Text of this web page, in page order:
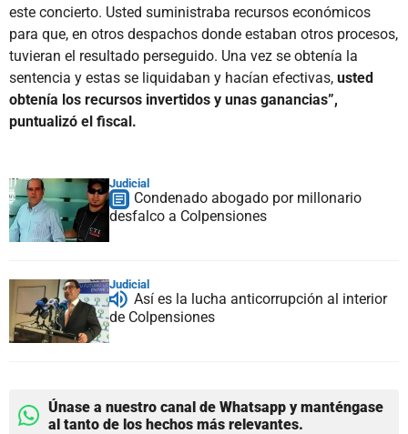
este concierto. Usted suministraba recursos económicos
para que, en otros despachos donde estaban otros procesos,
tuvieran el resultado perseguido. Una vez se obtenía la
sentencia y estas se liquidaban y hacían efectivas, usted
obtenía los recursos invertidos y unas ganancias”,
puntualizó el fiscal.
Judicial
Condenado abogado por millonario
desfalco a Colpensiones
Judicial
Así es la lucha anticorrupción al interior
de Colpensiones
Únase a nuestro canal de Whatsapp y manténgase
al tanto de los hechos más relevantes.